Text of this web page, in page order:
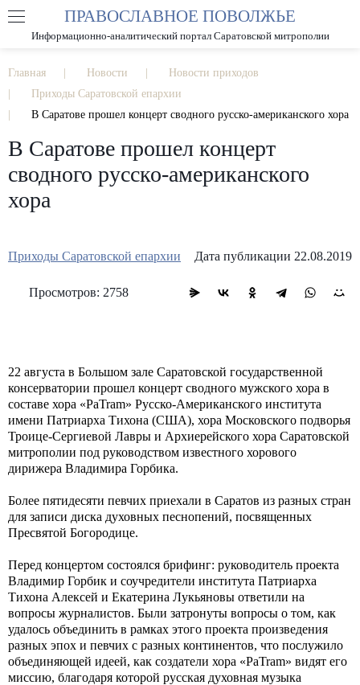
РАЗМЕР ШРИФТА А А
ПРАВОСЛАВНОЕ ПОВОЛЖЬЕ
Информационно-аналитический портал Саратовской митрополии
Главная Новости
Новости приходов
Приходы Саратовской епархии
В Саратове прошел концерт сводного русско-американского хора
В Саратове прошел концерт
сводного русско-американского
хора
Приходы Саратовской епархии Дата публикации 22.08.2019
Просмотров: 2758
22 августа в Большом зале Саратовской государственной
консерватории прошел концерт сводного мужского хора в
составе хора «PaTram» Русско-Американского института
имени Патриарха Тихона (США), хора Московского подворья
Троице-Сергиевой Лавры и Архиерейского хора Саратовской
митрополии под руководством известного хорового
дирижера Владимира Горбика.
Более пятидесяти певчих приехали в Саратов из разных стран
для записи диска духовных песнопений, посвященных
Пресвятой Богородице.
Перед концертом состоялся брифинг: руководитель проекта
Владимир Горбик и соучредители института Патриарха
Тихона Алексей и Екатерина Лукьяновы ответили на
вопросы журналистов. Были затронуты вопросы о том, как
удалось объединить в рамках этого проекта произведения
разных эпох и певчих с разных континентов, что послужило
объединяющей идеей, как создатели хора «PaTram» видят его
миссию, благодаря которой русская духовная музыка